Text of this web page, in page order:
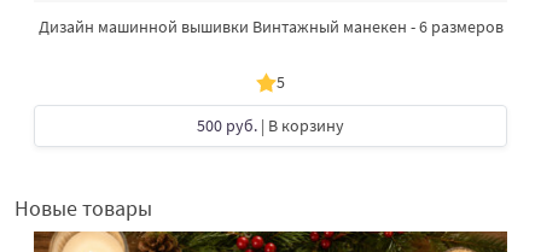
Дизайн машинной вышивки Винтажный манекен - 6 размеров
5
500 руб. | В корзину
Новые товары